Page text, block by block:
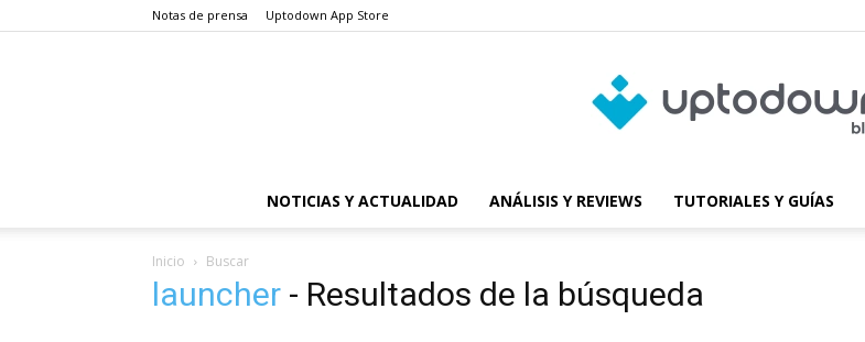
Notas de prensa Uptodown App Store
NOTICIAS Y ACTUALIDAD ANÁLISIS Y REVIEWS TUTORIALES Y GUÍAS
Inicio Buscar
launcher - Resultados de la búsqueda